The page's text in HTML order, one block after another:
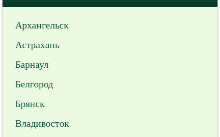
Архангельск
Астрахань
Барнаул
Белгород
Брянск
Владивосток